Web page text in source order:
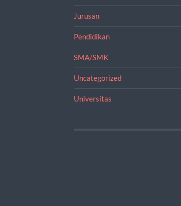
Jurusan
Pendidikan
SMA/SMK
Uncategorized
Universitas